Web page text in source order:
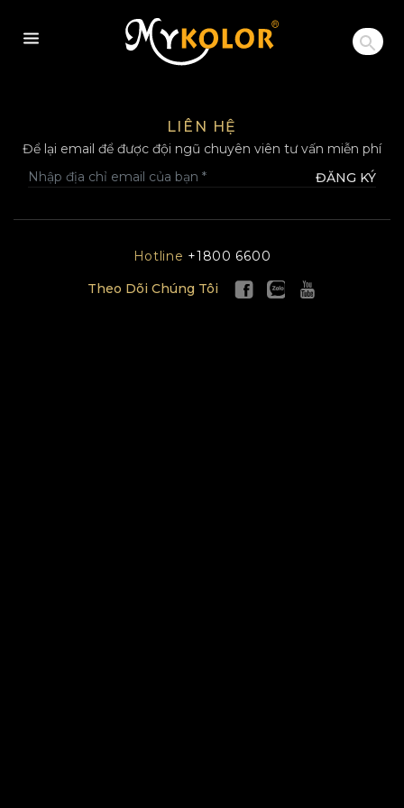
MYKOLOR
LIÊN HỆ
Để lại email để được đội ngũ chuyên viên tư vấn miễn phí
ĐĂNG KÝ
Hotline +1800 6600
Theo Dõi Chúng Tôi